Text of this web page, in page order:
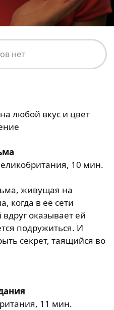
нет
любой вкус и цвет
10 мин.
живущая на
когда в её сети
оказывает ей
подружиться. И
секрет, таящийся во
11 мин.